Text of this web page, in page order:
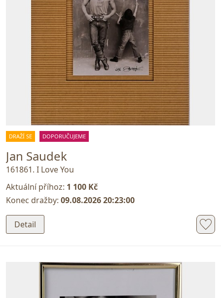
DRAŽÍ SE DOPORUČUJEME
Jan Saudek
161861. I Love You
Aktuální příhoz: 1 100 Kč
Konec dražby: 09.08.2026 20:23:00
Detail